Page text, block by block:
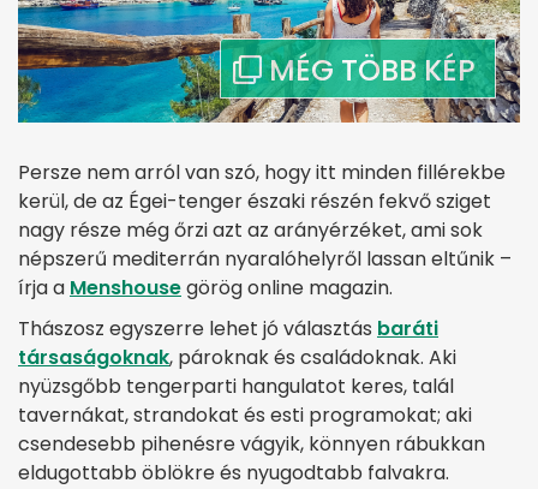
Persze nem arról van szó, hogy itt minden fillérekbe
kerül, de az Égei-tenger északi részén fekvő sziget
nagy része még őrzi azt az arányérzéket, ami sok
népszerű mediterrán nyaralóhelyről lassan eltűnik –
írja a Menshousegörög online magazin.
Thászosz egyszerre lehet jó választás baráti
társaságoknak, pároknak és családoknak. Aki
nyüzsgőbb tengerparti hangulatot keres, talál
tavernákat, strandokat és esti programokat; aki
csendesebb pihenésre vágyik, könnyen rábukkan
eldugottabb öblökre és nyugodtabb falvakra.